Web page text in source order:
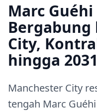
Marc Guéhi
Bergabung
City,
hingga 2031
Manchester City
tengah Marc